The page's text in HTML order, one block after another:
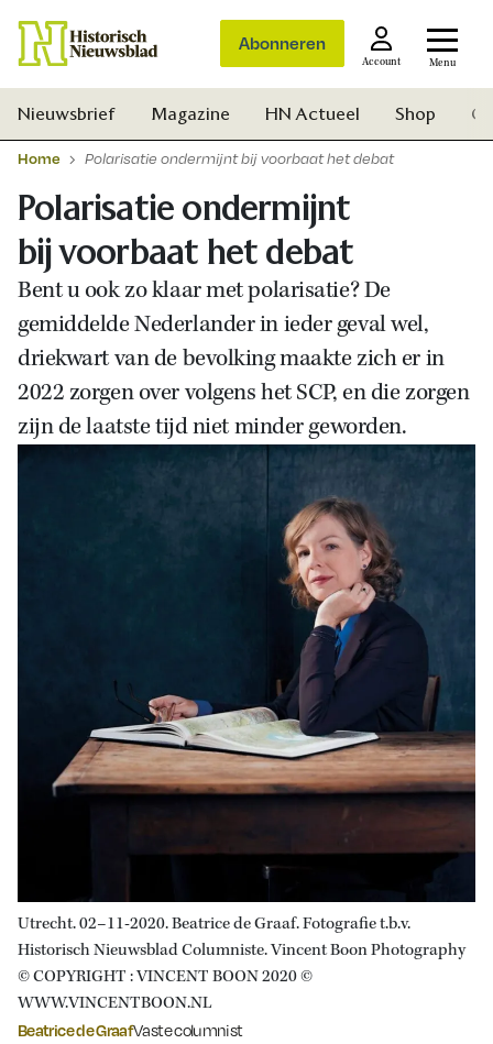
Abonneren
Account Menu
Nieuwsbrief Magazine HN Actueel Shop
Home Polarisatie ondermijnt bij voorbaat het debat
Polarisatie ondermijnt
bij voorbaat het debat
Bent u ook zo klaar met polarisatie? De
gemiddelde Nederlander in ieder geval wel,
driekwart van de bevolking maakte zich er in
2022 zorgen over volgens het SCP, en die zorgen
zijn de laatste tijd niet minder geworden.
Utrecht. 02–11-2020. Beatrice de Graaf. Fotografie t.b.v.
Historisch Nieuwsblad Columniste. Vincent Boon Photography
© COPYRIGHT : VINCENT BOON 2020 ©
WWW.VINCENTBOON.NL
Beatrice de GraafVaste columnist